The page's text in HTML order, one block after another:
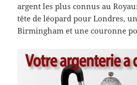
argent les plus connus au
tête de léopard pour Londres,
Birmingham et une couronne